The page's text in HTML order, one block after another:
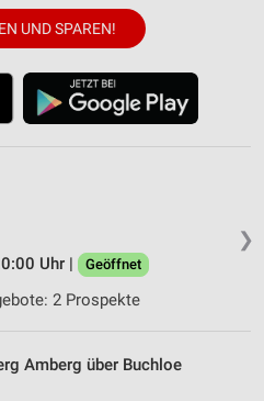
UND SPAREN!
❯
Uhr |
Geöffnet
2 Prospekte
Amberg über Buchloe